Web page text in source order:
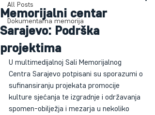
All Posts
Dokumentarna memorija
Memorijalni centar
Sarajevo: Podrška
projektima
U multimedijalnoj Sali Memorijalnog
Centra Sarajevo potpisani su sporazumi o
sufinansiranju projekata promocije
kulture sjećanja te izgradnje i održavanja
spomen-obilježja i mezarja u nekoliko